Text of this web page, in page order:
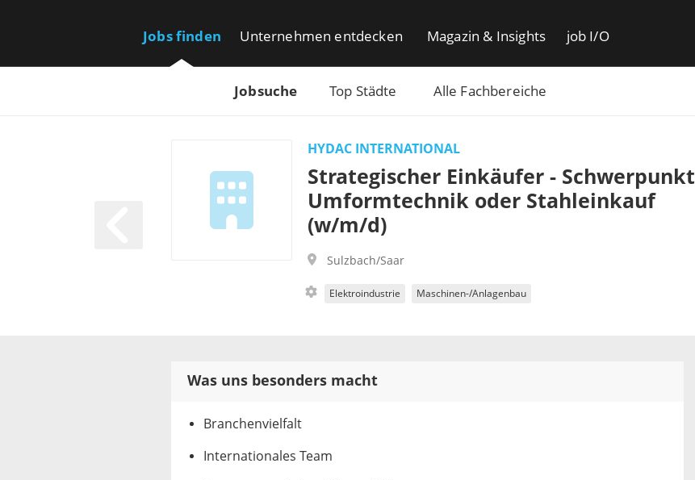
Jobs finden
Jobsuche Top Städte Alle Fachbereiche
Unternehmen entdecken Magazin & Insights job I/O
HYDAC INTERNATIONAL
Strategischer Einkäufer - Schwerpunkt
Umformtechnik oder Stahleinkauf
(w/m/d)
Sulzbach/Saar
Elektroindustrie Maschinen-/Anlagenbau
Was uns besonders macht
Branchenvielfalt
Internationales Team